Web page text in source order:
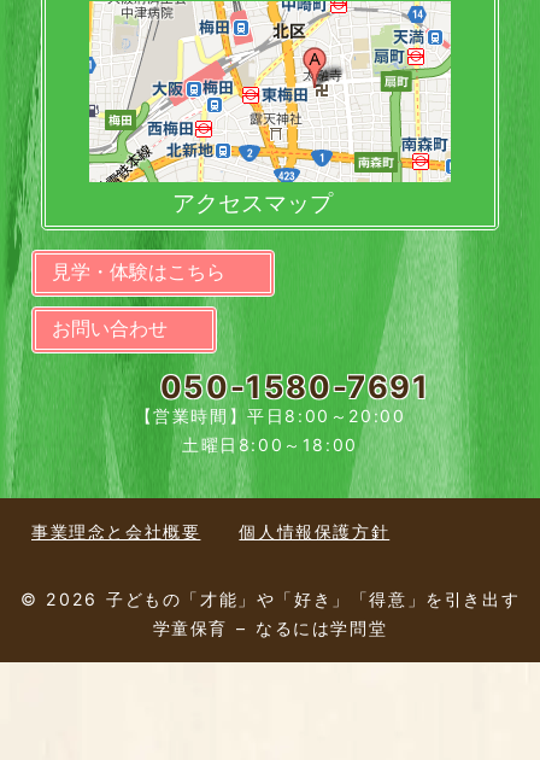
アクセスマップ
見学・体験はこちら
お問い合わせ
050-1580-7691
【営業時間】平日8:00～20:00
土曜日8:00～18:00
事業理念と会社概要 個人情報保護方針
© 2026 子どもの「才能」や「好き」「得意」を引き出す
学童保育 – なるには学問堂